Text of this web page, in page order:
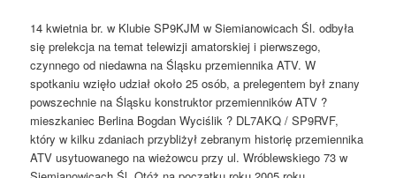
14 kwietnia br. w Klubie SP9KJM w Siemianowicach Śl. odbyła
się prelekcja na temat telewizji amatorskiej i pierwszego,
czynnego od niedawna na Śląsku przemiennika ATV. W
spotkaniu wzięło udział około 25 osób, a prelegentem był znany
powszechnie na Śląsku konstruktor przemienników ATV ?
mieszkaniec Berlina Bogdan Wyciślik ? DL7AKQ / SP9RVF,
który w kilku zdaniach przybliżył zebranym historię przemiennika
ATV usytuowanego na wieżowcu przy ul. Wróblewskiego 73 w